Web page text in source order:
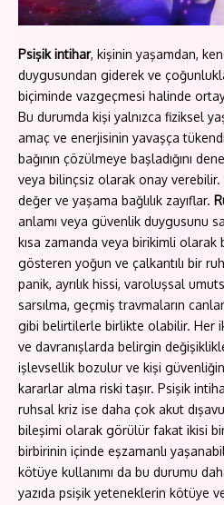
Psişik intihar, kişinin yaşamdan,
duygusundan giderek ve
biçiminde vazgeçmesi halinde
Bu durumda kişi yalnızca fiziksel
amaç ve enerjisinin yavaşça
bağının çözülmeye başladığını
veya bilinçsiz olarak onay
değer ve yaşama bağlılık zayıflar.
anlamı veya güvenlik duygusunu
kısa zamanda veya birikimli olarak
gösteren yoğun ve çalkantılı bir
panik, ayrılık hissi, varoluşsal
sarsılma, geçmiş travmaların
gibi belirtilerle birlikte olabilir. Her
ve davranışlarda belirgin
işlevsellik bozulur ve kişi
kararlar alma riski taşır. Psişik
ruhsal kriz ise daha çok akut
bileşimi olarak görülür fakat ikisi
birbirinin içinde eşzamanlı
kötüye kullanımı da bu durumu
yazıda psişik yeteneklerin kötüye